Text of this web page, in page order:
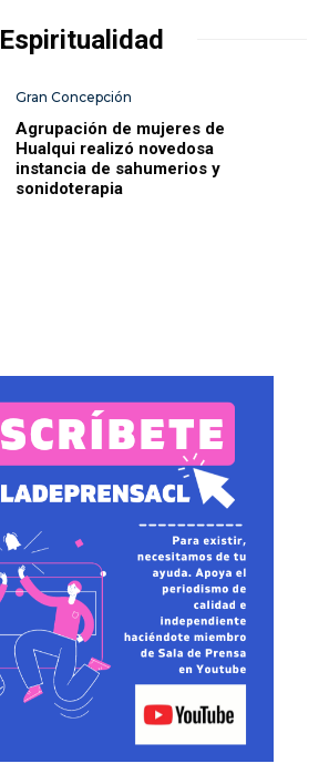
Espiritualidad
Gran Concepción
Agrupación de mujeres de
Hualqui realizó novedosa
instancia de sahumerios y
sonidoterapia